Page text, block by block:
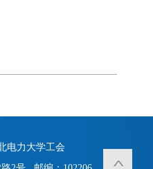
电力大学工会